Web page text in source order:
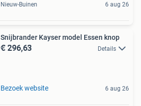
Nieuw-Buinen 6 aug 26
Snijbrander Kayser model Essen knop
€ 296,63 Details
Bezoek website 6 aug 26